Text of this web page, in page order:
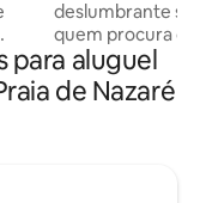
deslumbrante
quem procura
proximidade à
dispõe de três
varanda com
para aluguel
de Nazaré